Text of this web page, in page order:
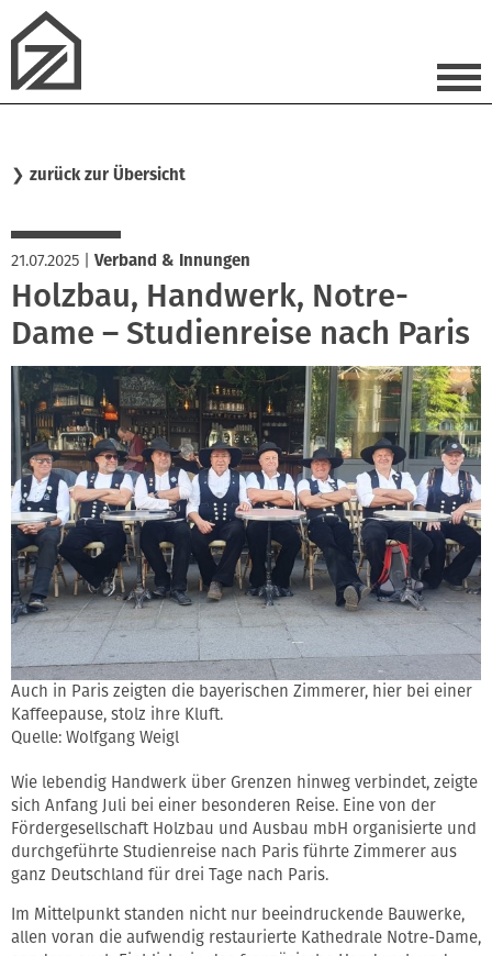
❯ zurück zur Übersicht
21.07.2025 Verband & Innungen
Holzbau, Handwerk, Notre-
Dame – Studienreise nach Paris
Auch in Paris zeigten die bayerischen Zimmerer, hier bei einer
Kaffeepause, stolz ihre Kluft.
Quelle: Wolfgang Weigl
Wie lebendig Handwerk über Grenzen hinweg verbindet, zeigte
sich Anfang Juli bei einer besonderen Reise. Eine von der
Fördergesellschaft Holzbau und Ausbau mbH organisierte und
durchgeführte Studienreise nach Paris führte Zimmerer aus
ganz Deutschland für drei Tage nach Paris.
Im Mittelpunkt standen nicht nur beeindruckende Bauwerke,
allen voran die aufwendig restaurierte Kathedrale Notre-Dame,